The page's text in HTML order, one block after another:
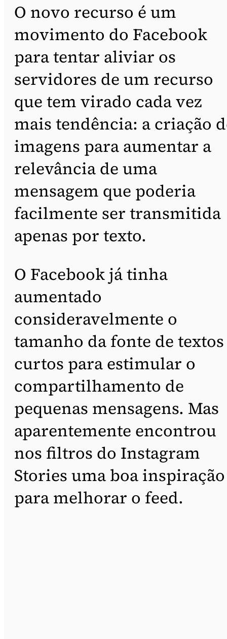
O novo recurso é um
movimento do Facebook
para tentar aliviar os
servidores de um recurso
que tem virado cada vez
mais tendência: a criação
imagens para aumentar a
relevância de uma
mensagem que poderia
facilmente ser transmitida
apenas por texto.
O Facebook já tinha
aumentado
consideravelmente o
tamanho da fonte de textos
curtos para estimular o
compartilhamento de
pequenas mensagens. Mas
aparentemente encontrou
nos filtros do Instagram
Stories uma boa inspiração
para melhorar o feed.